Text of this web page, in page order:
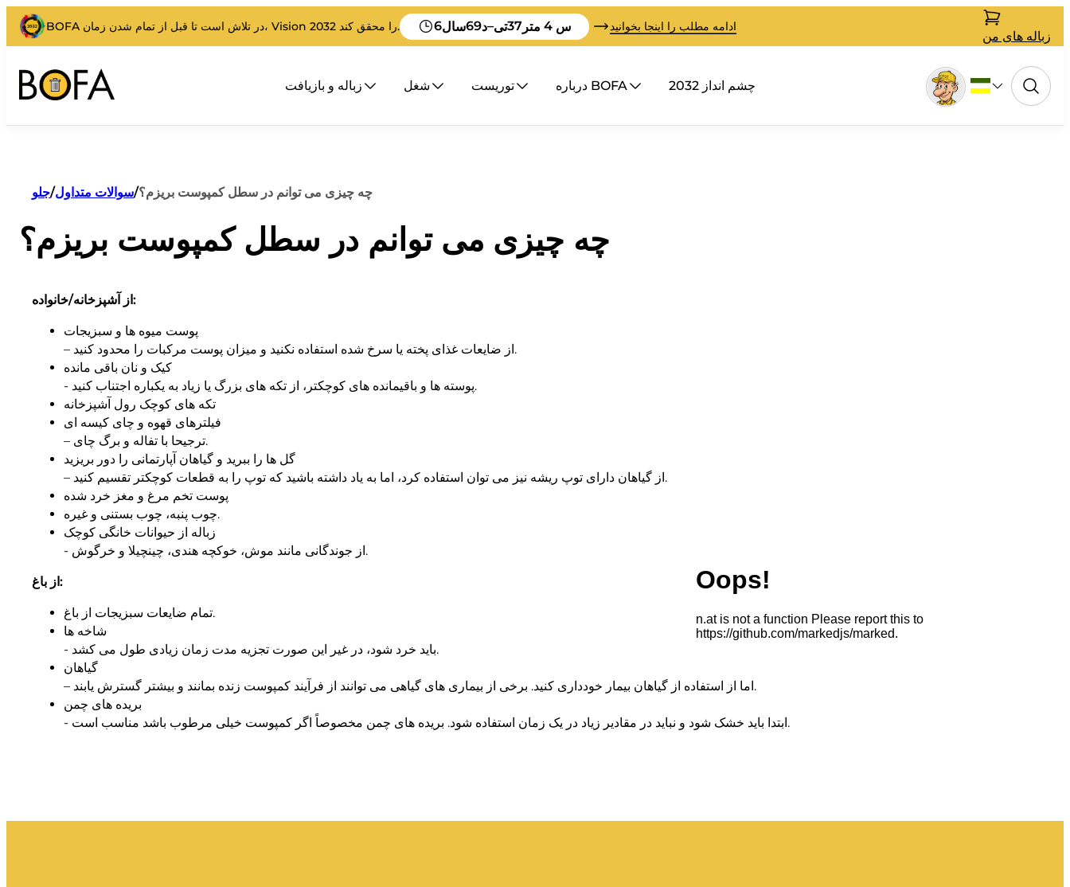
BOFA در تلاش است تا قبل از تمام شدن زمان، Vision 2032 را محقق کند. 6سال69د–تی37متر 3 س ادامه مطلب را اینجا بخوانید
زباله های من
زباله و بازیافت شغل توریست درباره BOFA چشم انداز 2032
جلو/سوالات متداول/چه چیزی می توانم در سطل کمپوست بریزم؟
چه چیزی می توانم در سطل کمپوست بریزم؟
از آشپزخانه/خانواده:
پوست میوه ها و سبزیجات
– از ضایعات غذای پخته یا سرخ شده استفاده نکنید و میزان پوست مرکبات را محدود کنید.
کیک و نان باقی مانده
- پوسته ها و باقیمانده های کوچکتر، از تکه های بزرگ یا زیاد به یکباره اجتناب کنید.
تکه های کوچک رول آشپزخانه
فیلترهای قهوه و چای کیسه ای
– ترجیحا با تفاله و برگ چای.
گل ها را ببرید و گیاهان آپارتمانی را دور بریزید
– از گیاهان دارای توپ ریشه نیز می توان استفاده کرد، اما به یاد داشته باشید که توپ را به قطعات کوچکتر تقسیم کنید.
پوست تخم مرغ و مغز خرد شده
چوب پنبه، چوب بستنی و غیره.
زباله از حیوانات خانگی کوچک
- از جوندگانی مانند موش، خوکچه هندی، چینچیلا و خرگوش.
از باغ:
تمام ضایعات سبزیجات از باغ.
شاخه ها
- باید خرد شود، در غیر این صورت تجزیه مدت زمان زیادی طول می کشد.
گیاهان
– اما از استفاده از گیاهان بیمار خودداری کنید. برخی از بیماری های گیاهی می توانند از فرآیند کمپوست زنده بمانند و بیشتر گسترش یابند.
بریده های چمن
- ابتدا باید خشک شود و نباید در مقادیر زیاد در یک زمان استفاده شود. بریده های چمن مخصوصاً اگر کمپوست خیلی مرطوب باشد مناسب است.